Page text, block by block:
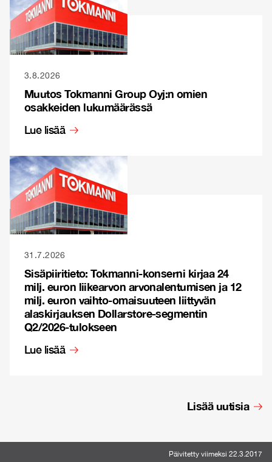
3.8.2026
Muutos Tokmanni Group Oyj:n omien
osakkeiden lukumäärässä
Lue lisää
31.7.2026
Sisäpiiritieto: Tokmanni-konserni kirjaa 24
milj. euron liikearvon arvonalentumisen ja 12
milj. euron vaihto-omaisuuteen liittyvän
alaskirjauksen Dollarstore-segmentin
Q2/2026-tulokseen
Lue lisää
Lisää uutisia
Päivitetty viimeksi 22.3.2017